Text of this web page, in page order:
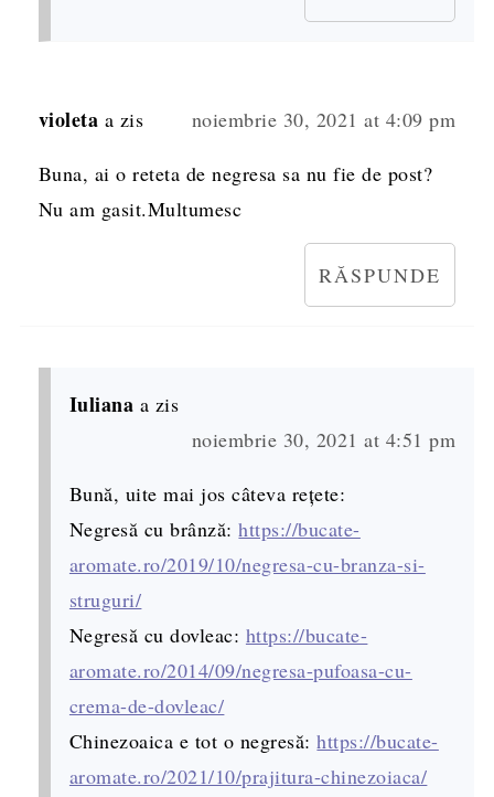
violeta a zis noiembrie 30, 2021 at 4:09 pm
Buna, ai o reteta de negresa sa nu fie de post?
Nu am gasit.Multumesc
RĂSPUNDE
Iuliana a zis
noiembrie 30, 2021 at 4:51 pm
Bună, uite mai jos câteva rețete:
Negresă cu brânză:https://bucate-
aromate.ro/2019/10/negresa-cu-branza-si-
struguri/
Negresă cu dovleac: https://bucate-
aromate.ro/2014/09/negresa-pufoasa-cu-
crema-de-dovleac/
Chinezoaica e tot o negresă:https://bucate-
aromate.ro/2021/10/prajitura-chinezoiaca/